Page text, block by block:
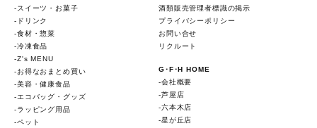
スイーツ・お菓子
ドリンク
食材・惣菜
冷凍食品
Z's MENU
お得なおまとめ買い
美容・健康食品
エコバッグ・グッズ
ラッピング用品
ペット
酒類販売管理者標識の掲示
プライバシーポリシー
お問い合せ
リクルート
G･F･H HOME
会社概要
芦屋店
六本木店
星が丘店